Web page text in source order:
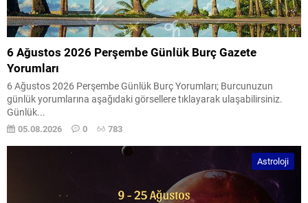
6 Ağustos 2026 Perşembe Günlük Burç Gazete
Yorumları
6 Ağustos 2026 Perşembe Günlük Burç Yorumları; Burcunuzun
günlük yorumlarına aşağıdaki görsellere tıklayarak ulaşabilirsiniz.
Günlük...
05.08.2026 0 783
Astroloji